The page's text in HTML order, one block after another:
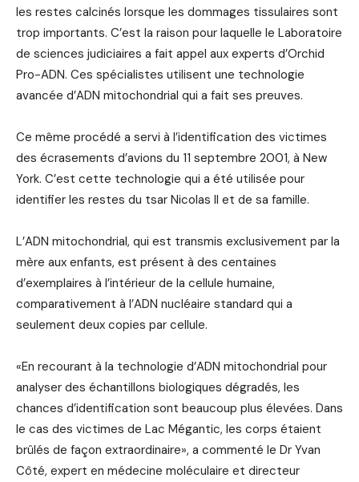
les restes calcinés lorsque les dommages tissulaires sont
trop importants. C’est la raison pour laquelle le Laboratoire
de sciences judiciaires a fait appel aux experts d’Orchid
Pro-ADN. Ces spécialistes utilisent une technologie
avancée d’ADN mitochondrial qui a fait ses preuves.
Ce même procédé a servi à l’identification des victimes
des écrasements d’avions du 11 septembre 2001, à New
York. C’est cette technologie qui a été utilisée pour
identifier les restes du tsar Nicolas II et de sa famille.
L’ADN mitochondrial, qui est transmis exclusivement par la
mère aux enfants, est présent à des centaines
d’exemplaires à l’intérieur de la cellule humaine,
comparativement à l’ADN nucléaire standard qui a
seulement deux copies par cellule.
«En recourant à la technologie d’ADN mitochondrial pour
analyser des échantillons biologiques dégradés, les
chances d’identification sont beaucoup plus élevées. Dans
le cas des victimes de Lac Mégantic, les corps étaient
brûlés de façon extraordinaire», a commenté le Dr Yvan
Côté, expert en médecine moléculaire et directeur